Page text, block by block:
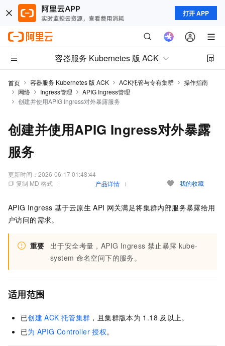
打开 APP
容器服务 Kubernetes 版 ACK
首页 容器服务 Kubernetes 版 ACK ACK托管与专有集群
操作指南
网络
Ingress管理
APIG Ingress管理
创建并使用APIG Ingress对外暴露服务
创建并使用APIG Ingress对外暴露
服务
更新时间： 2026-06-17 01:48:44
复制 MD 格式
产品详情 我的收藏
APIG Ingress 基于云原生 API 网关满足将集群内部服务暴露给用
户访问的需求。
重要 出于安全考量，APIG Ingress 禁止暴露 kube-
system 命名空间下的服务。
适用范围
已创建 ACK 托管集群 ，且集群版本为 1.18 及以上。
已为 APIG Controller 授权。